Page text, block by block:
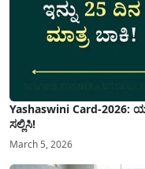
Yashaswini Card-2026:
ಸಲ್ಲಿಸಿ!
March 5, 2026